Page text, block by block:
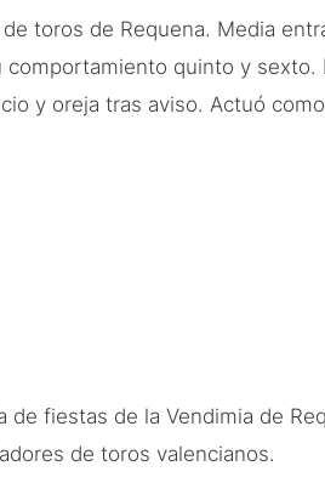
toros de Requena. Media
quinto y sexto.
y oreja tras aviso. Actuó
fiestas de la Vendimia de
de toros valencianos.